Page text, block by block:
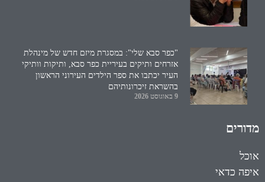
"כפר סבא שלי": במסגרת מיזם חדש של מינהלת
אזרחים ותיקים בעיריית כפר סבא, ותיקות וותיקי
העיר יכתבו את ספר הילדים העירוני הראשון
בהשראת זיכרונותיהם
9 באוגוסט 2026
מדורים
אוכל
איפה כדאי